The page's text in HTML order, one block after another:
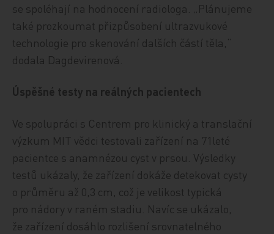
se spoléhají na hodnocení radiologa. „Plánujeme
také prozkoumat přizpůsobení ultrazvukové
technologie pro skenování dalších částí těla,“
dodala Dagdevirenová.
Úspěšné testy na reálných pacientech
Ve spolupráci s Centrem pro klinický a translační
výzkum MIT vědci testovali zařízení na 71leté
pacientce s anamnézou cyst v prsou. Výsledky
testů ukázaly, že zařízení dokáže detekovat cysty
o průměru až 0,3 cm, což je velikost typická
pro nádory v raném stadiu. Navíc se ukázalo,
že zařízení dosáhlo rozlišení srovnatelného